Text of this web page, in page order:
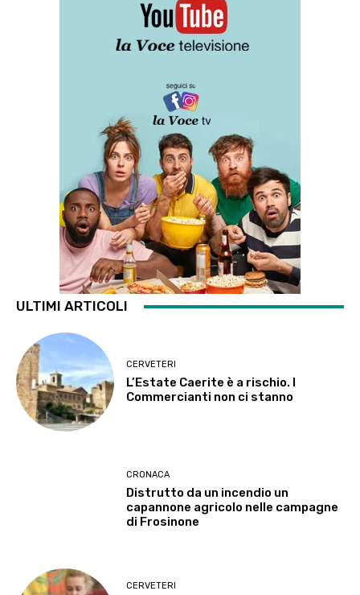
ULTIMI ARTICOLI
CERVETERI
L’Estate Caerite è a rischio. I
Commercianti non ci stanno
CRONACA
Distrutto da un incendio un
capannone agricolo nelle campagne
di Frosinone
CERVETERI